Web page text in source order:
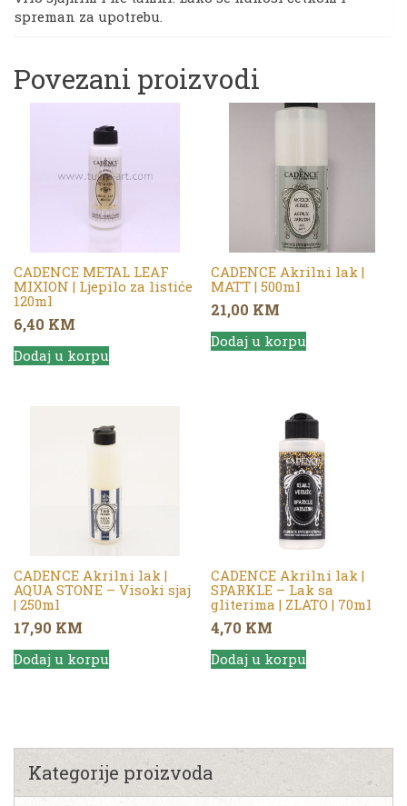
spreman za upotrebu.
Povezani proizvodi
CADENCE METAL LEAF
MIXION | Ljepilo za listiće
120ml
6,40 KM
Dodaj u korpu
CADENCE Akrilni lak |
MATT | 500ml
21,00 KM
Dodaj u korpu
CADENCE Akrilni lak |
AQUA STONE – Visoki sjaj
| 250ml
17,90 KM
Dodaj u korpu
CADENCE Akrilni lak |
SPARKLE – Lak sa
gliterima | ZLATO | 70ml
4,70 KM
Dodaj u korpu
Kategorije proizvoda